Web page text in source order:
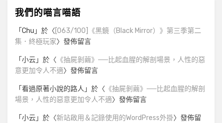
我們的喵言喵語
「Chu 」於〈 [063/100]《黑鏡（Black Mirror）》第三季第二
集．終極玩家〉發佈留言
「小云」於〈 《抽屍剝繭》──比起血腥的解剖場景，人性的惡
意更加令人不適〉發佈留言
「看過原著小說的路人」於〈 《抽屍剝繭》──比起血腥的解剖
場景，人性的惡意更加令人不適〉發佈留言
「小云」於〈新站啟用＆記錄使用的WordPress外掛〉發佈留